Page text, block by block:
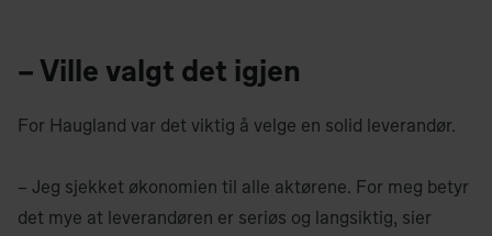
– Ville valgt det igjen
For Haugland var det viktig å velge en solid leverandør.
– Jeg sjekket økonomien til alle aktørene. For meg betyr
det mye at leverandøren er seriøs og langsiktig, sier